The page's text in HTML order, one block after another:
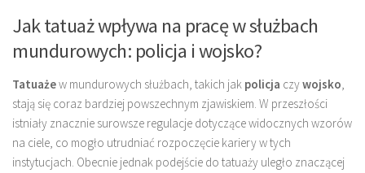
Jak tatuaż wpływa na pracę w służbach
mundurowych: policja i wojsko?
Tatuażew mundurowych służbach, takich jak policja czywojsko,
stają się coraz bardziej powszechnym zjawiskiem. W przeszłości
istniały znacznie surowsze regulacje dotyczące widocznych wzorów
na ciele, co mogło utrudniać rozpoczęcie kariery w tych
instytucjach. Obecnie jednak podejście do tatuaży uległo znaczącej